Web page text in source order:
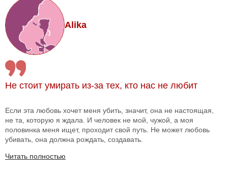
Alika
Не стоит умирать из-за тех, кто нас не любит
Если эта любовь хочет меня убить, значит, она не настоящая,
не та, которую я ждала. И человек не мой, чужой, а моя
половинка меня ищет, проходит свой путь. Не может любовь
убивать, она должна рождать, создавать.
Читать полностью